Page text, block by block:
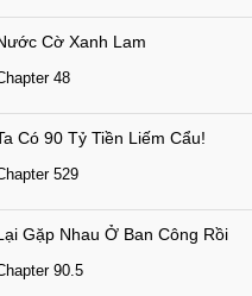
2 tháng trước
2 tháng trước
2 tháng trước
Cờ Xanh Lam
48
Có 90 Tỷ Tiền Liếm Cẩu!
529
Gặp Nhau Ở Ban Công Rồi
90.5